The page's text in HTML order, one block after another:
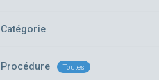
Catégorie
Procédure Toutes